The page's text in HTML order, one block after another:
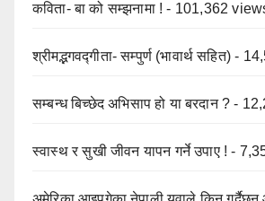
कविता- बा को सम्झनामा ! - 101,362
श्रीमद्भगवद्गीता- सम्पुर्ण (भावार्थ सहित) -
सम्बन्ध बिच्छेद अभिसाप हो या बरदान ? -
स्वास्थ र सुखी जीवन यापन गर्ने उपाए ! -